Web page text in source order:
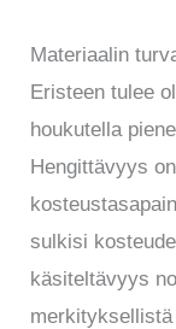
Materiaalin
Eristeen tulee
houkutella
Hengittävyys
sulkisi
käsiteltävyys